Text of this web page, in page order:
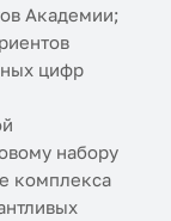
Академии;
цифр
набору
комплекса